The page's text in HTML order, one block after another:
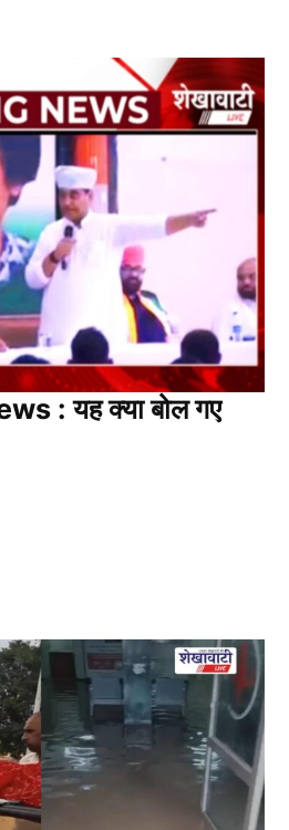
: यह क्या बोल गए